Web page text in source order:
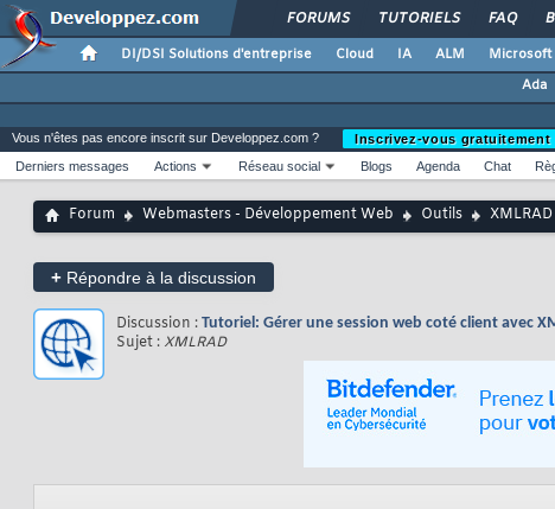
FORUMS TUTORIELS FAQ
DI/DSI Solutions d'entreprise Cloud IA ALM Microsoft
Ada
Vous n'êtes pas encore inscrit sur Developpez.com ?
Inscrivez-vous gratuitement
Derniers messages
Actions Réseau social Blogs Agenda Chat
Forum Webmasters - Développement Web Outils XMLRAD
+ Répondre à la discussion
Discussion : Tutoriel: Gérer une session web coté client avec
Sujet : XMLRAD